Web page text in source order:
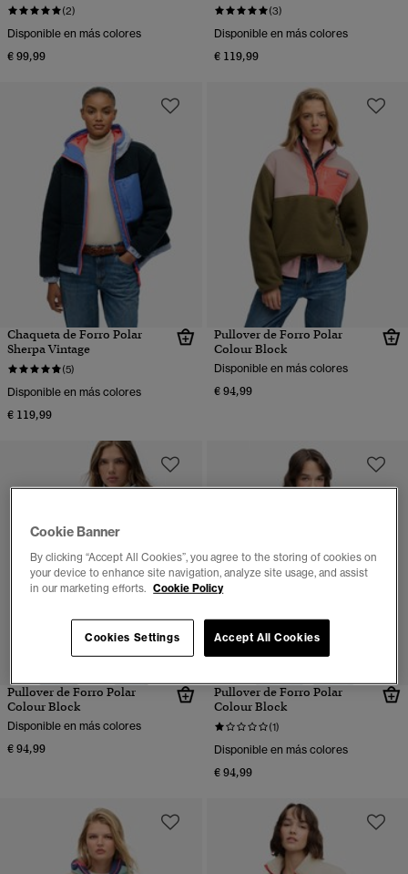
(2)
Disponible en más colores
€ 99,99
(3)
Disponible en más colores
€ 119,99
Chaqueta de Forro Polar
Sherpa Vintage
(5)
Disponible en más colores
€ 119,99
Pullover de Forro Polar
Colour Block
Disponible en más colores
€ 94,99
Pullover de Forro Polar
Colour Block
Disponible en más colores
€ 94,99
Pullover de Forro Polar
Colour Block
(1)
Disponible en más colores
€ 94,99
Cookie Banner
By clicking “Accept All Cookies”, you agree to the storing of cookies on
your device to enhance site navigation, analyze site usage, and assist
in our marketing efforts. Cookie Policy
Accept All Cookies
Cookies Settings